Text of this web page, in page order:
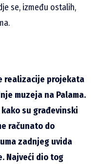
se, između ostalih,
realizacije projekata
muzeja na Palama.
su građevinski
računato do
zadnjeg uvida
Najveći dio tog